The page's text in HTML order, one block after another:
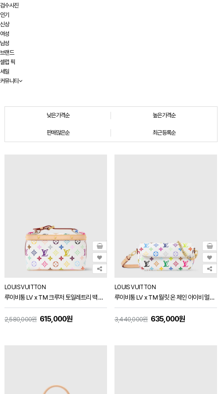
검수사진
인기
신상
여성
남성
브랜드
셀럽 픽
세일
커뮤니티
낮은가격순 높은가격순
판매많은순 최근등록순
LOUIS VUITTON
루이비통 LV x TM 크루저 토일레트리 백 M27900
2,580,000원 615,000원
LOUIS VUITTON
루이비통 LV x TM 월릿 온 체인 아이비 멀티컬러 M27492
3,440,000원 635,000원